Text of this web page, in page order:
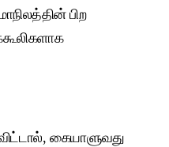
பிற
கையாளுவது